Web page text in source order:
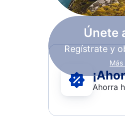
Únete
Regístrate y
Ahorra